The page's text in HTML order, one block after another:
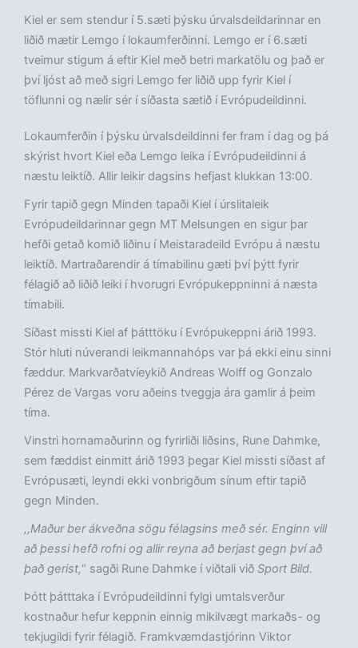
Kiel er sem stendur í 5.sæti þýsku úrvalsdeildarinnar en
liðið mætir Lemgo í lokaumferðinni. Lemgo er í 6.sæti
tveimur stigum á eftir Kiel með betri markatölu og það er
því ljóst að með sigri Lemgo fer liðið upp fyrir Kiel í
töflunni og nælir sér í síðasta sætið í Evrópudeildinni.
Lokaumferðin í þýsku úrvalsdeildinni fer fram í dag og þá
skýrist hvort Kiel eða Lemgo leika í Evrópudeildinni á
næstu leiktíð. Allir leikir dagsins hefjast klukkan 13:00.
Fyrir tapið gegn Minden tapaði Kiel í úrslitaleik
Evrópudeildarinnar gegn MT Melsungen en sigur þar
hefði getað komið liðinu í Meistaradeild Evrópu á næstu
leiktíð. Martraðarendir á tímabilinu gæti því þýtt fyrir
félagið að liðið leiki í hvorugri Evrópukeppninni á næsta
tímabili.
Síðast missti Kiel af þátttöku í Evrópukeppni árið 1993.
Stór hluti núverandi leikmannahóps var þá ekki einu sinni
fæddur. Markvarðatvíeykið Andreas Wolff og Gonzalo
Pérez de Vargas voru aðeins tveggja ára gamlir á þeim
tíma.
Vinstri hornamaðurinn og fyrirliði liðsins, Rune Dahmke,
sem fæddist einmitt árið 1993 þegar Kiel missti síðast af
Evrópusæti, leyndi ekki vonbrigðum sínum eftir tapið
gegn Minden.
,,Maður ber ákveðna sögu félagsins með sér. Enginn vill
að þessi hefð rofni og allir reyna að berjast gegn því að
það gerist,“ sagði Rune Dahmke í viðtali við Sport Bild.
Þótt þátttaka í Evrópudeildinni fylgi umtalsverður
kostnaður hefur keppnin einnig mikilvægt markaðs- og
tekjugildi fyrir félagið. Framkvæmdastjórinn Viktor